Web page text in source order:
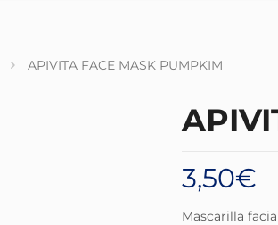
APIVITA FACE MASK PUMPKIM
3,50€
Mascarilla